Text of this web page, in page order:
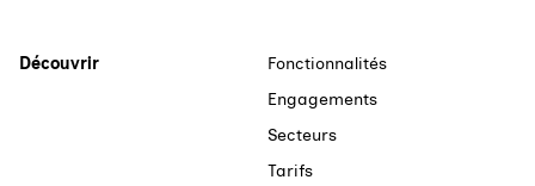
Découvrir
Fonctionnalités
Engagements
Secteurs
Tarifs